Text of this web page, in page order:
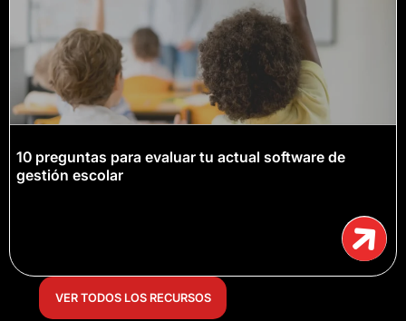
10 preguntas para evaluar tu actual software de
gestión escolar
VER TODOS LOS RECURSOS